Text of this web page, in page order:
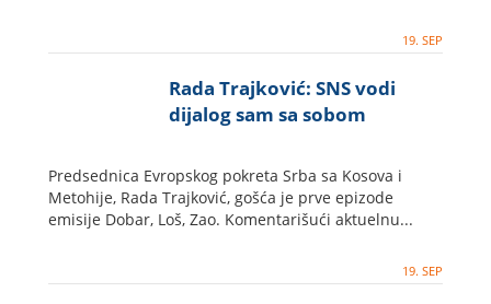
19. SEP
Rada Trajković: SNS vodi
dijalog sam sa sobom
Predsednica Evropskog pokreta Srba sa Kosova i
Metohije, Rada Trajković, gošća je prve epizode
emisije Dobar, Loš, Zao. Komentarišući aktuelnu...
19. SEP